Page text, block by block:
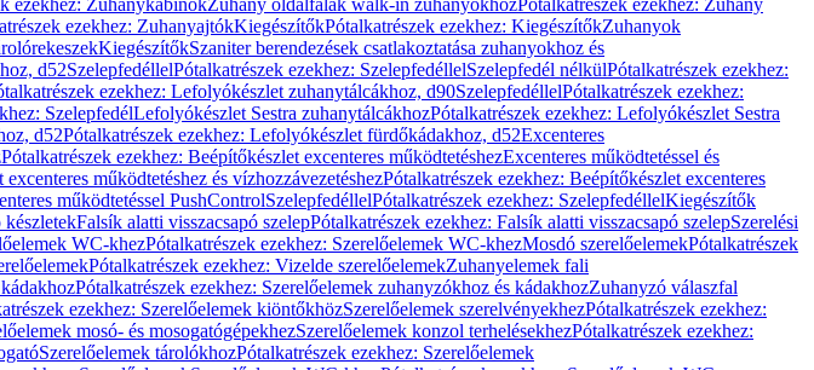
ezekhez: ZuhanykabinokZuhany oldalfalak walk-in zuhanyokhozPótalkatrészek ezekhez: Zuhany
ezekhez: ZuhanyajtókKiegészítőkPótalkatrészek ezekhez: KiegészítőkZuhanyok
KiegészítőkSzaniter berendezések csatlakoztatása zuhanyokhoz és
d52SzelepfedéllelPótalkatrészek ezekhez: SzelepfedéllelSzelepfedél nélkülPótalkatrészek ezekhez:
ezekhez: Lefolyókészlet zuhanytálcákhoz, d90SzelepfedéllelPótalkatrészek ezekhez:
SzelepfedélLefolyókészlet Sestra zuhanytálcákhozPótalkatrészek ezekhez: Lefolyókészlet Sestra
d52Pótalkatrészek ezekhez: Lefolyókészlet fürdőkádakhoz, d52Excenteres
Pótalkatrészek ezekhez: Beépítőkészlet excenteres működtetéshezExcenteres működtetéssel és
excenteres működtetéshez és vízhozzávezetéshezPótalkatrészek ezekhez: Beépítőkészlet excenteres
működtetéssel PushControlSzelepfedéllelPótalkatrészek ezekhez: SzelepfedéllelKiegészítők
készletekFalsík alatti visszacsapó szelepPótalkatrészek ezekhez: Falsík alatti visszacsapó szelepSzerelési
WC-khezPótalkatrészek ezekhez: Szerelőelemek WC-khezMosdó szerelőelemekPótalkatrészek
Pótalkatrészek ezekhez: Vizelde szerelőelemekZuhanyelemek fali
Pótalkatrészek ezekhez: Szerelőelemek zuhanyzókhoz és kádakhozZuhanyzó válaszfal
ezekhez: Szerelőelemek kiöntőkhözSzerelőelemek szerelvényekhezPótalkatrészek ezekhez:
mosó- és mosogatógépekhezSzerelőelemek konzol terhelésekhezPótalkatrészek ezekhez:
Szerelőelemek tárolókhozPótalkatrészek ezekhez: Szerelőelemek